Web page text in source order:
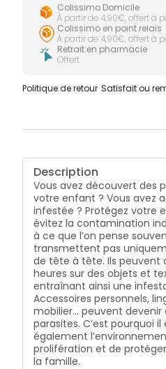
Colissimo Domicile
À partir de 4,90€, offert à
Colissimo en point relais
À partir de 4,90€, offert à
Retrait en pharmacie
Offert
Politique de retour Satisfait ou
Description
Vous avez découvert des
votre enfant ? Vous avez
infestée ? Protégez votre
évitez la contamination
à ce que l’on pense
transmettent pas
de tête à tête. Ils peuvent
heures sur des objets et
entraînant ainsi une
Accessoires personnels,
mobilier... peuvent
parasites. C’est pourquoi
également
prolifération et de
la famille.